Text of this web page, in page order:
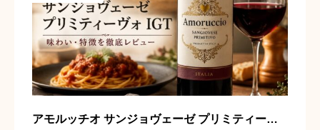
アモルッチオ サンジョヴェーゼ プリミティーヴ